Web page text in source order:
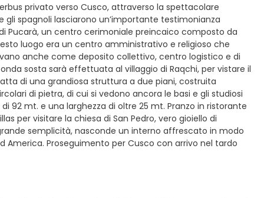
privato verso Cusco, attraverso la spettacolare
gli spagnoli lasciarono un’importante testimonianza
Pucarà, un centro cerimoniale preincaico composto da
luogo era un centro amministrativo e religioso che
anche come deposito collettivo, centro logistico e di
sosta sarà effettuata al villaggio di Raqchi, per vistare il
di una grandiosa struttura a due piani, costruita
di pietra, di cui si vedono ancora le basi e gli studiosi
92 mt. e una larghezza di oltre 25 mt. Pranzo in ristorante
per visitare la chiesa di San Pedro, vero gioiello di
semplicità, nasconde un interno affrescato in modo
Proseguimento per Cusco con arrivo nel tardo